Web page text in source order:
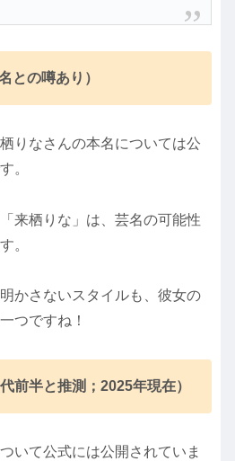
との噂あり）
りなさんの本名については公
。
来栖りな」は、芸名の可能性
。
かさないスタイルも、彼女の
つですね！
前半と推測；2025年現在）
いて公式には公開されていま